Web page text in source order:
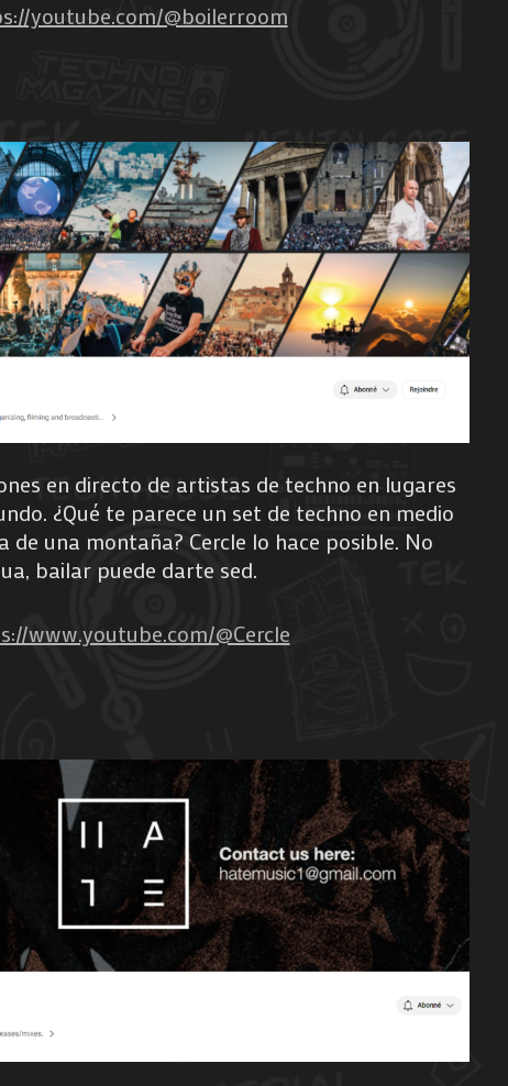
youtube.com/@boilerroom
en directo de artistas de techno en lugares
¿Qué te parece un set de techno en medio
de una montaña? Cercle lo hace posible. No
bailar puede darte sed.
www.youtube.com/@Cercle